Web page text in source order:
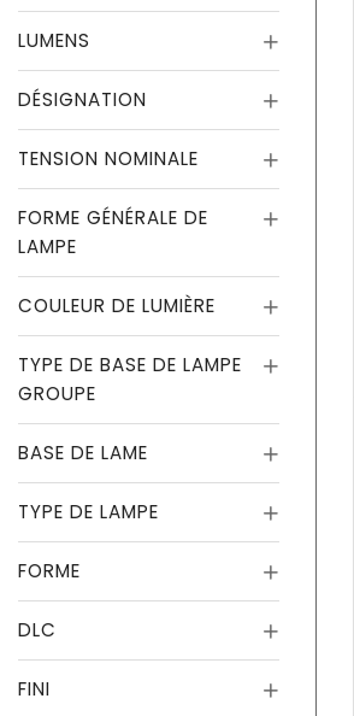
LUMENS
DÉSIGNATION
TENSION NOMINALE
FORME GÉNÉRALE DE
LAMPE
COULEUR DE LUMIÈRE
TYPE DE BASE DE LAMPE
GROUPE
BASE DE LAME
TYPE DE LAMPE
FORME
DLC
FINI